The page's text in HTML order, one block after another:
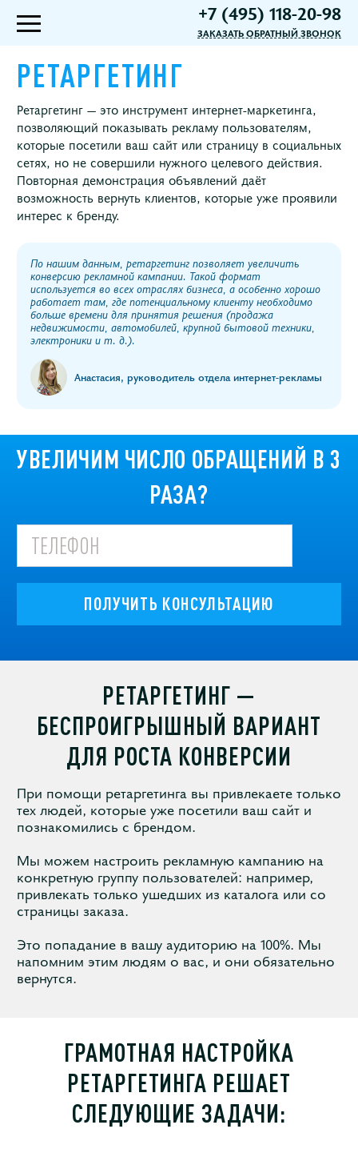
+7 (495) 118-20-98
ЗАКАЗАТЬ ОБРАТНЫЙ ЗВОНОК
РЕТАРГЕТИНГ
Ретаргетинг — это инструмент интернет-маркетинга,
позволяющий показывать рекламу пользователям,
которые посетили ваш сайт или страницу в социальных
сетях, но не совершили нужного целевого действия.
Повторная демонстрация объявлений даёт
возможность вернуть клиентов, которые уже проявили
интерес к бренду.
По нашим данным, ретаргетинг позволяет увеличить
конверсию рекламной кампании. Такой формат
используется во всех отраслях бизнеса, а особенно хорошо
работает там, где потенциальному клиенту необходимо
больше времени для принятия решения (продажа
недвижимости, автомобилей, крупной бытовой техники,
электроники и т. д.).
Анастасия, руководитель отдела интернет-рекламы
УВЕЛИЧИМ ЧИСЛО ОБРАЩЕНИЙ В 3
РАЗА?
ПОЛУЧИТЬ КОНСУЛЬТАЦИЮ
РЕТАРГЕТИНГ —
БЕСПРОИГРЫШНЫЙ ВАРИАНТ
ДЛЯ РОСТА КОНВЕРСИИ
При помощи ретаргетинга вы привлекаете только
тех людей, которые уже посетили ваш сайт и
познакомились с брендом.
Мы можем настроить рекламную кампанию на
конкретную группу пользователей: например,
привлекать только ушедших из каталога или со
страницы заказа.
Это попадание в вашу аудиторию на 100%. Мы
напомним этим людям о вас, и они обязательно
вернутся.
ГРАМОТНАЯ НАСТРОЙКА
РЕТАРГЕТИНГА РЕШАЕТ
СЛЕДУЮЩИЕ ЗАДАЧИ: